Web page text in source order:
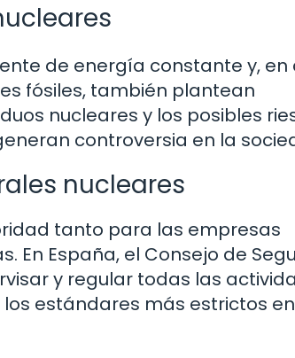
de energía constante y, en
fósiles, también plantean
nucleares y los posibles
controversia en la
nucleares
tanto para las empresas
España, el Consejo de
y regular todas las
estándares más estrictos en